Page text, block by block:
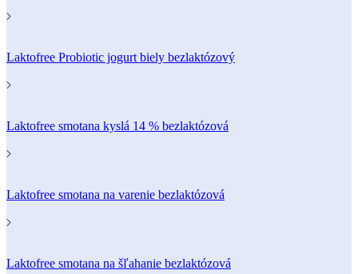
Laktofree Probiotic jogurt biely bezlaktózový
Laktofree smotana kyslá 14 % bezlaktózová
Laktofree smotana na varenie bezlaktózová
Laktofree smotana na šľahanie bezlaktózová